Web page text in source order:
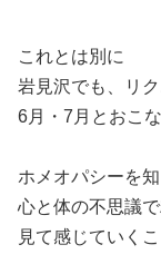
これとは別に
岩見沢でも、リ
6月・7月とおこ
ホメオパシーを
心と体の不思議
見て感じていくこ